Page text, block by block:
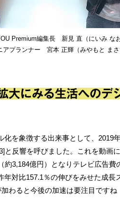
Premium編集長 新見 直（にいみ な
プランナー 宮本 正輝（みやもと まさ
大にみる生活へのデ
化を象徴する出来事として、2019
と反響を呼びました。これを動画
約3,184億円）となりテレビ広告費
対比157.1％の伸びをみせた成長
わると今後の加速は要注目ですね